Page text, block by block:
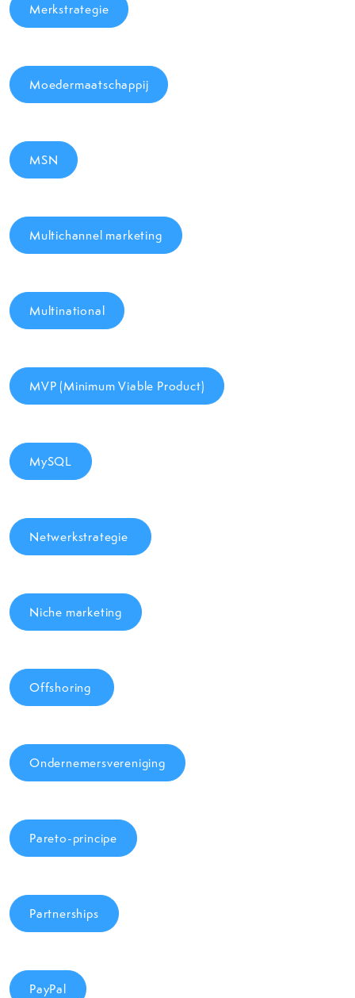
Merkstrategie
Moedermaatschappij
MSN
Multichannel marketing
Multinational
MVP (Minimum Viable Product)
MySQL
Netwerkstrategie
Niche marketing
Offshoring
Ondernemersvereniging
Pareto-principe
Partnerships
PayPal